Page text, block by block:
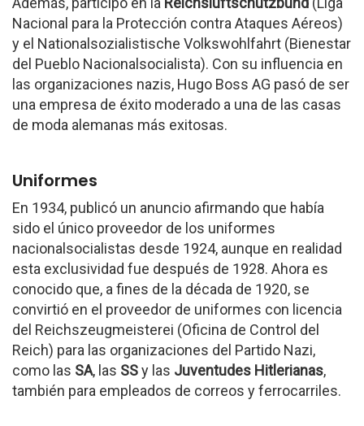
Nacional para la Protección contra Ataques Aéreos)
y el Nationalsozialistische Volkswohlfahrt (Bienestar
del Pueblo Nacionalsocialista). Con su influencia en
las organizaciones nazis, Hugo Boss AG pasó de ser
una empresa de éxito moderado a una de las casas
de moda alemanas más exitosas.
Uniformes
En 1934, publicó un anuncio afirmando que había
sido el único proveedor de los uniformes
nacionalsocialistas desde 1924, aunque en realidad
esta exclusividad fue después de 1928. Ahora es
conocido que, a fines de la década de 1920, se
convirtió en el proveedor de uniformes con licencia
del Reichszeugmeisterei (Oficina de Control del
Reich) para las organizaciones del Partido Nazi,
como las SA, las SSy las Juventudes Hitlerianas,
también para empleados de correos y ferrocarriles.